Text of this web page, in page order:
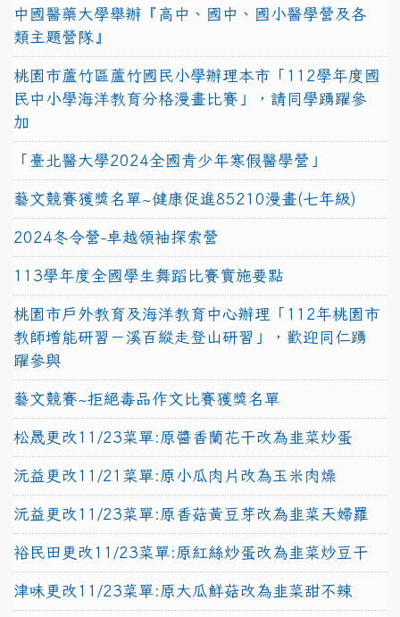
中國醫藥大學舉辦『高中、國中、國小醫學營及各
類主題營隊』
桃園市蘆竹區蘆竹國民小學辦理本市「112學年度國
民中小學海洋教育分格漫畫比賽」，請同學踴躍參
加
「臺北醫大學2024全國青少年寒假醫學營」
藝文競賽獲獎名單~健康促進85210漫畫(七年級)
2024冬令營-卓越領袖探索營
113學年度全國學生舞蹈比賽實施要點
桃園市戶外教育及海洋教育中心辦理「112年桃園市
教師增能研習－溪百縱走登山研習」，歡迎同仁踴
躍參與
藝文競賽~拒絕毒品作文比賽獲獎名單
松晟更改11/23菜單:原醬香蘭花干改為韭菜炒蛋
沅益更改11/21菜單:原小瓜肉片改為玉米肉燥
沅益更改11/23菜單:原香菇黃豆芽改為韭菜天婦羅
裕民田更改11/23菜單:原紅絲炒蛋改為韭菜炒豆干
津味更改11/23菜單:原大瓜鮮菇改為韭菜甜不辣